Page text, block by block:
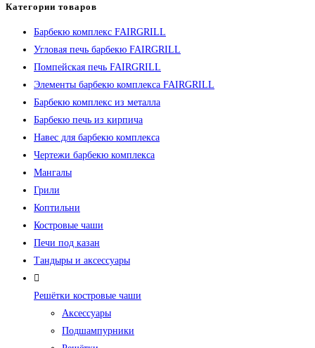
Категории товаров
Барбекю комплекс FAIRGRILL
Угловая печь барбекю FAIRGRILL
Помпейская печь FAIRGRILL
Элементы барбекю комплекса FAIRGRILL
Барбекю комплекс из металла
Барбекю печь из кирпича
Навес для барбекю комплекса
Чертежи барбекю комплекса
Мангалы
Грили
Коптильни
Костровые чаши
Печи под казан
Тандыры и аксессуары
Решётки костровые чаши
Аксессуары
Подшампурники